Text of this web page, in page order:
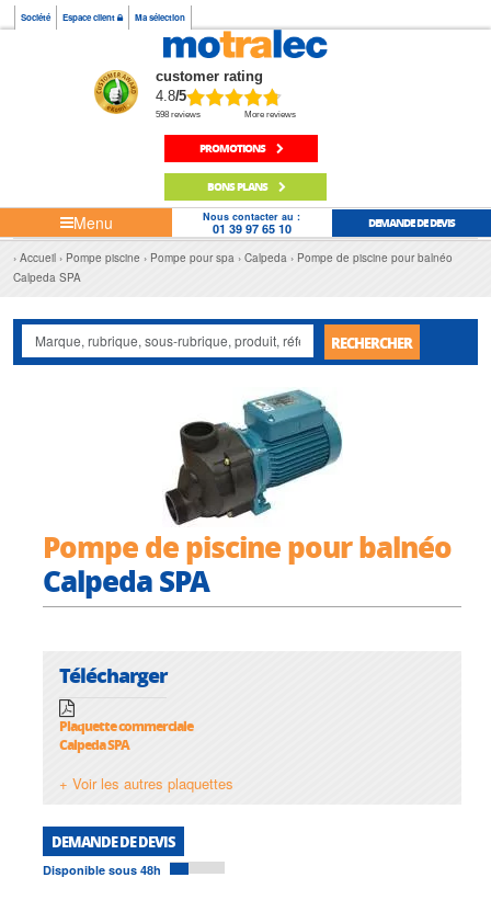
Société Espace client Ma sélection
customer rating
4.8/5
598 reviews More reviews
PROMOTIONS
BONS PLANS
Menu Nous contacter au :
01 39 97 65 10 DEMANDE DE DEVIS
Accueil Pompe piscine Pompe pour spa Calpeda
Pompe de piscine pour balnéo
Calpeda SPA
RECHERCHER
Pompe de piscine pour balnéo
Calpeda SPA
Télécharger
Plaquette commerciale
Calpeda SPA
+ Voir les autres plaquettes
DEMANDE DE DEVIS
Disponible sous 48h